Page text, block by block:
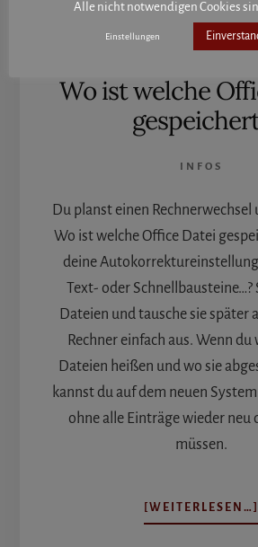
Wo ist welche
INFOS
Du planst einen Rechnerwechsel
Wo ist welche Office Datei
deine
Text- oder Schnellbausteine…?
Dateien und tausche sie später
Rechner einfach aus. Wenn
Dateien heißen und wo sie
kannst du auf dem neuen
ohne alle Einträge wieder neu
müssen.
[WEITERLESEN…]
Alle nicht notwendigen Cookies
Einstellungen